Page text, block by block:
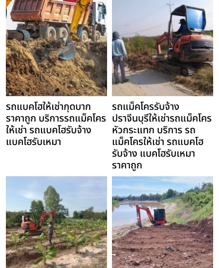
รถแบคโฮให้เช่ากุดบาก
ราคาถูก บริการรถแม็คโคร
ให้เช่า รถแบคโฮรับจ้าง
แบคโฮรับเหมา
รถแม็คโครรับจ้าง
ปราจีนบุรีให้เช่ารถแม็คโคร
หัวกระแทก บริการ รถ
แม็คโครให้เช่า รถแบคโฮ
รับจ้าง แบคโฮรับเหมา
ราคาถูก